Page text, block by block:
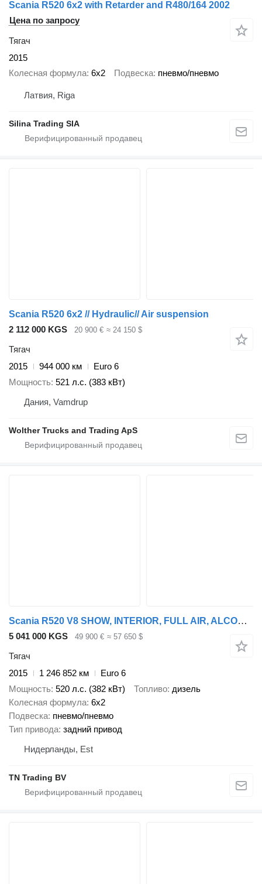
Scania R520 6x2 with Retarder and R480/164 2002
Цена по запросу
Тягач
2015
Колесная формула 6x2 Подвеска пневмо/пневмо
Латвия, Riga
Silina Trading SIA
Scania R520 6x2 // Hydraulic// Air suspension
2 112 000 KGS
20 900 € ≈ 24 150 $
Тягач
2015
944 000 км
Euro 6
Мощность 521 л.с. (383 кВт)
Дания, Vamdrup
Wolther Trucks and Trading ApS
Scania R520 V8 SHOW, INTERIOR, FULL AIR, ALCOA, RETARDER, MANUEL, 6X2/4
5 041 000 KGS 49 900 € ≈ 57 650 $
Тягач
2015
1 246 852 км
Euro 6
Мощность 520 л.с. (382 кВт) Топливо дизель
Колесная формула 6x2
Подвеска пневмо/пневмо
Тип привода задний привод
Нидерланды, Est
TN Trading BV